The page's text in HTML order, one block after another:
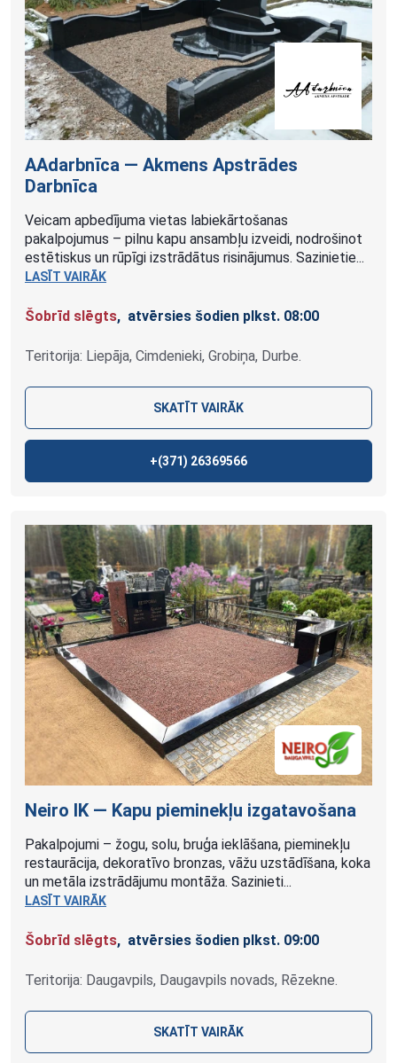
AAdarbnīca — Akmens Apstrādes
Darbnīca
Veicam apbedījuma vietas labiekārtošanas
pakalpojumus – pilnu kapu ansambļu izveidi, nodrošinot
estētiskus un rūpīgi izstrādātus risinājumus. Sazinietie...
LASĪT VAIRĀK
Šobrīd slēgts, atvērsies šodien plkst. 08:00
Teritorija: Liepāja, Cimdenieki, Grobiņa, Durbe.
SKATĪT VAIRĀK
+(371) 26369566
Neiro IK — Kapu pieminekļu izgatavošana
Pakalpojumi – žogu, solu, bruģa ieklāšana, pieminekļu
restaurācija, dekoratīvo bronzas, vāžu uzstādīšana, koka
un metāla izstrādājumu montāža. Sazinieti...
LASĪT VAIRĀK
Šobrīd slēgts, atvērsies šodien plkst. 09:00
Teritorija: Daugavpils, Daugavpils novads, Rēzekne.
SKATĪT VAIRĀK